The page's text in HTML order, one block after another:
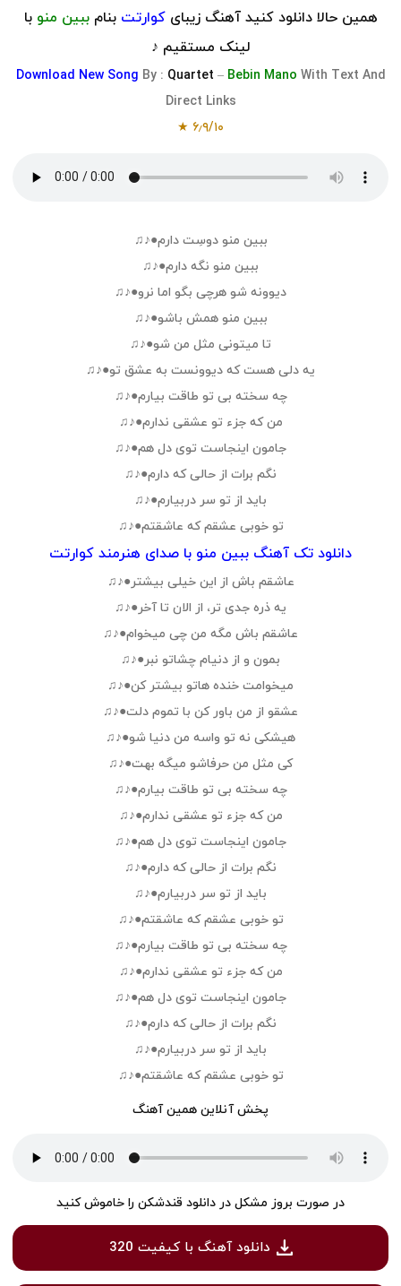
همین حالا دانلود کنید آهنگ زیبایکوارتت بنام ببین منو با
لینک مستقیم ♪
Download New Song By : Quartet – Bebin Mano With Text And
Direct Links
۶٫۹/۱۰ ★
ببین منو دوسِت دارم●♪♫
ببین منو نگه دارم●♪♫
دیوونه شو هرچی بگو اما نرو●♪♫
ببین منو همش باشو●♪♫
تا میتونی مثل من شو●♪♫
یه دلی هست که دیوونست به عشق تو●♪♫
چه سخته بی تو طاقت بیارم●♪♫
من که جزء تو عشقی ندارم●♪♫
جامون اینجاست توی دل هم●♪♫
نگم برات از حالی که دارم●♪♫
باید از تو سر دربیارم●♪♫
تو خوبی عشقم که عاشقتم●♪♫
دانلود تک آهنگ ببین منو با صدای هنرمند کوارتت
عاشقم باش از این خیلی بیشتر●♪♫
یه ذره جدی تر، از الان تا آخر●♪♫
عاشقم باش مگه من چی میخوام●♪♫
بمون و از دنیام چشاتو نبر●♪♫
میخوامت خنده هاتو بیشتر کن●♪♫
عشقو از من باور کن با تموم دلت●♪♫
هیشکی نه تو واسه من دنیا شو●♪♫
کی مثل من حرفاشو میگه بهت●♪♫
چه سخته بی تو طاقت بیارم●♪♫
من که جزء تو عشقی ندارم●♪♫
جامون اینجاست توی دل هم●♪♫
نگم برات از حالی که دارم●♪♫
باید از تو سر دربیارم●♪♫
تو خوبی عشقم که عاشقتم●♪♫
چه سخته بی تو طاقت بیارم●♪♫
من که جزء تو عشقی ندارم●♪♫
جامون اینجاست توی دل هم●♪♫
نگم برات از حالی که دارم●♪♫
باید از تو سر دربیارم●♪♫
تو خوبی عشقم که عاشقتم●♪♫
پخش آنلاین همین آهنگ
در صورت بروز مشکل در دانلود قندشکن را خاموش کنید
دانلود آهنگ با کیفیت 320